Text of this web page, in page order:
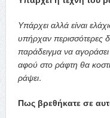
Υπάρχει αλλά είναι
υπήρχαν περισσότερες
παράδειγμα να αγοράσει
αφού στο ράφτη θα
ράψει.
Πως βρεθήκατε σε